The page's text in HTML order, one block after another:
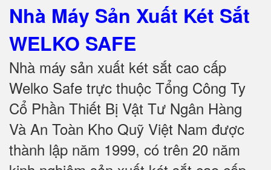
Nhà Máy Sản Xuất Két Sắt
WELKO SAFE
Nhà máy sản xuất két sắt cao cấp
Welko Safe trực thuộc Tổng Công Ty
Cổ Phần Thiết Bị Vật Tư Ngân Hàng
Và An Toàn Kho Quỹ Việt Nam được
thành lập năm 1999, có trên 20 năm